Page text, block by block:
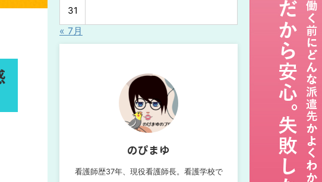
31
« 7月
のぴまゆ
看護師歴37年、現役看護師長。看護学校で